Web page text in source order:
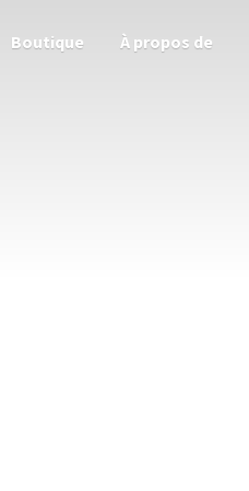
Boutique À propos de